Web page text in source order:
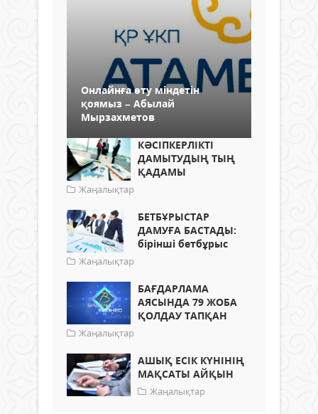
Онлайнға өту міндетін
қоямыз – Абылай
Мырзахметов
КӘСІПКЕРЛІКТІ
ДАМЫТУДЫҢ ТЫҢ
ҚАДАМЫ
Жаңалықтар
БЕТБҰРЫСТАР
ДАМУҒА БАСТАДЫ:
бірінші бетбұрыс
Жаңалықтар
БАҒДАРЛАМА
АЯСЫНДА 79 ЖОБА
ҚОЛДАУ ТАПҚАН
Жаңалықтар
АШЫҚ ЕСІК КҮНІНІҢ
МАҚСАТЫ АЙҚЫН
Жаңалықтар